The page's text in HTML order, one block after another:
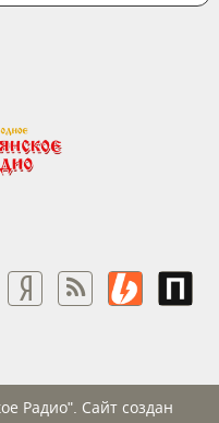
Радио". Сайт создан